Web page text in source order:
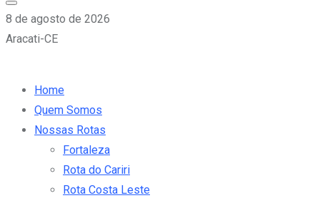
8 de agosto de 2026
Aracati-CE
Home
Quem Somos
Nossas Rotas
Fortaleza
Rota do Cariri
Rota Costa Leste